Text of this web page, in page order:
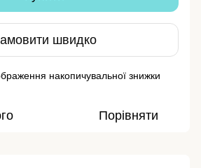
швидко
накопичувальної знижки
Порівняти